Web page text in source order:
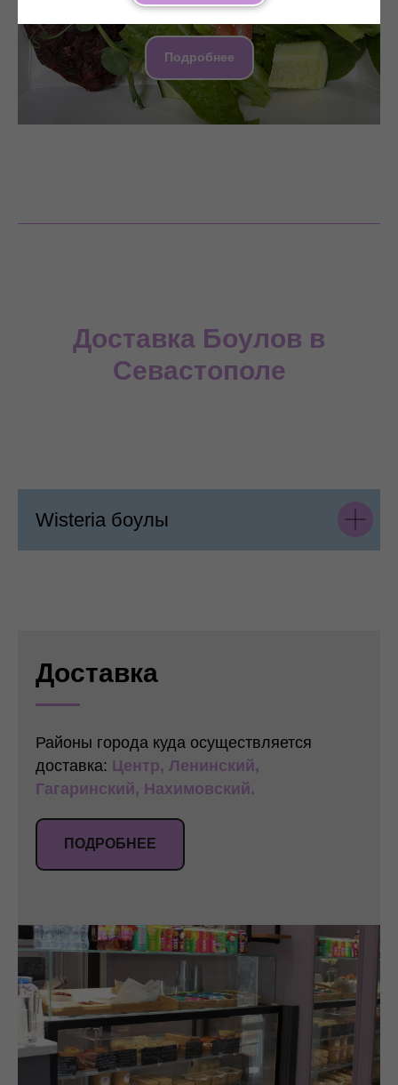
Подробнее
Доставка Боулов в
Севастополе
Wisteria боулы
Доставка
Районы города куда осуществляется
доставка: Центр, Ленинский,
Гагаринский, Нахимовский.
ПОДРОБНЕЕ